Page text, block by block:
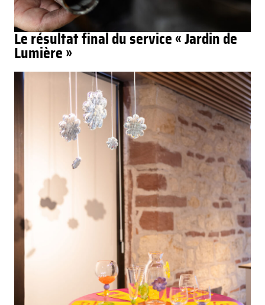
Le résultat final du service « Jardin de
Lumière »